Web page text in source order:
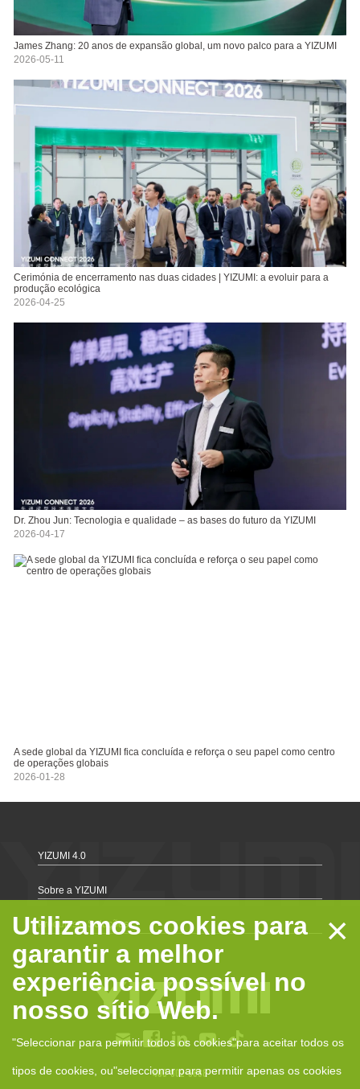
×
Utilizamos cookies para
garantir a melhor
experiência possível no
nosso sítio Web.
"Seleccionar para permitir todos os cookies"para aceitar todos os
tipos de cookies, ou"seleccionar para permitir apenas os cookies
James Zhang: 20 anos de expansão global, um novo palco para a YIZUMI
2026-05-11
Cerimónia de encerramento nas duas cidades | YIZUMI: a evoluir para a
produção ecológica
2026-04-25
Dr. Zhou Jun: Tecnologia e qualidade – as bases do futuro da YIZUMI
2026-04-17
A sede global da YIZUMI fica concluída e reforça o seu papel como centro
de operações globais
2026-01-28
400-802-6888
YIZUMI 4.0
Sobre a YIZUMI
Produtos e Soluções